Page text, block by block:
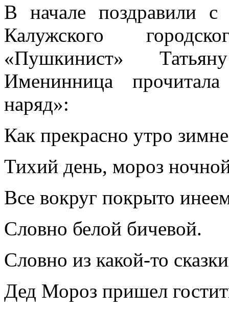
В начале поздравили с
Калужского
«Пушкинист»
Именинница
наряд»:
Как прекрасно утро
Тихий день, мороз
Все вокруг покрыто
Словно белой бичевой.
Словно из какой-то сказки
Дед Мороз пришел